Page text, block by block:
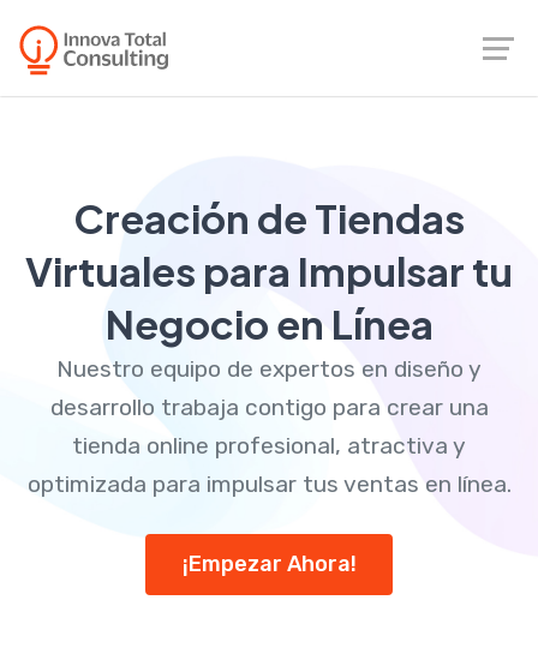
Creación de Tiendas
Virtuales para Impulsar tu
Negocio en Línea
Nuestro equipo de expertos en diseño y
desarrollo trabaja contigo para crear una
tienda online profesional, atractiva y
optimizada para impulsar tus ventas en línea.
¡Empezar Ahora!